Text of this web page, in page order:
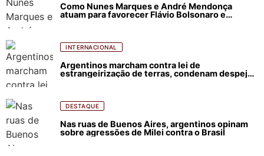
Como Nunes Marques e André Mendonça
atuam para favorecer Flávio Bolsonaro e
INTERNACIONAL
Argentinos marcham contra lei de
estrangeirização de terras, condenam despejos
DESTAQUE
Nas ruas de Buenos Aires, argentinos opinam
sobre agressões de Milei contra o Brasil